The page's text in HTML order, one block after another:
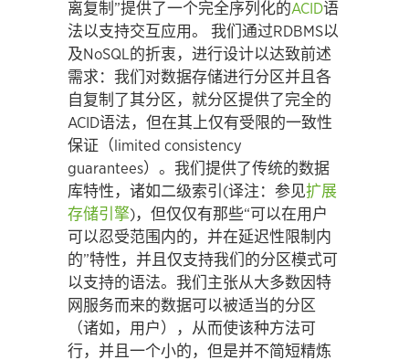
离复制”提供了一个完全序列化的ACID语
法以支持交互应用。 我们通过RDBMS以
及NoSQL的折衷，进行设计以达致前述
需求：我们对数据存储进行分区并且各
自复制了其分区，就分区提供了完全的
ACID语法，但在其上仅有受限的一致性
保证（limited consistency
guarantees）。我们提供了传统的数据
库特性，诸如二级索引(译注：参见扩展
存储引擎)，但仅仅有那些“可以在用户
可以忍受范围内的，并在延迟性限制内
的”特性，并且仅支持我们的分区模式可
以支持的语法。我们主张从大多数因特
网服务而来的数据可以被适当的分区
（诸如，用户），从而使该种方法可
行，并且一个小的，但是并不简短精炼